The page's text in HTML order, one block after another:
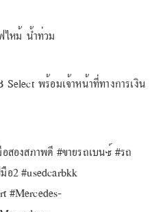
หม้ น้ำท่วม
พร้อมเจ้าหน้าที่ทางการเงิน
สองสภาพดี #ขายรถเบนซ์ #รถ
อ2 #usedcarbkk
#Mercedes-